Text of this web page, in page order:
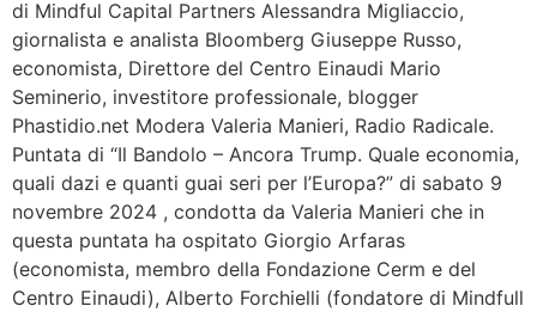
di Mindful Capital Partners Alessandra Migliaccio,
giornalista e analista Bloomberg Giuseppe Russo,
economista, Direttore del Centro Einaudi Mario
Seminerio, investitore professionale, blogger
Phastidio.net Modera Valeria Manieri, Radio Radicale.
Puntata di “Il Bandolo – Ancora Trump. Quale economia,
quali dazi e quanti guai seri per l’Europa?” di sabato 9
novembre 2024 , condotta da Valeria Manieri che in
questa puntata ha ospitato Giorgio Arfaras
(economista, membro della Fondazione Cerm e del
Centro Einaudi), Alberto Forchielli (fondatore di Mindfull